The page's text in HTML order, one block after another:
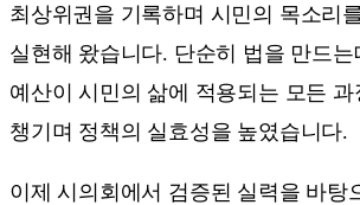
최상위권을 기록하며 시민의 목소리
실현해 왔습니다. 단순히 법을 만드는
예산이 시민의 삶에 적용되는 모든 과
챙기며 정책의 실효성을 높였습니다.
이제 시의회에서 검증된 실력을 바탕